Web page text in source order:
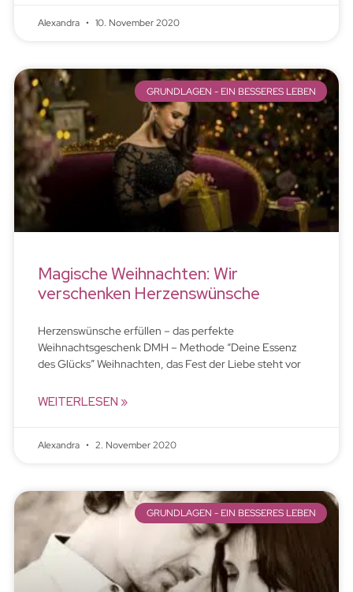
Alexandra 10. November 2020
GRUNDLAGEN - EIN BESSERES LEBEN
Magische Weihnachten: Wir
verschenken Herzenswünsche
Herzenswünsche erfüllen – das perfekte
Weihnachtsgeschenk DMH – Methode “Deine Essenz
des Glücks” Weihnachten, das Fest der Liebe steht vor
WEITERLESEN »
Alexandra 2. November 2020
GRUNDLAGEN - EIN BESSERES LEBEN